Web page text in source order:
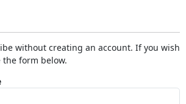
without creating an account. If you wish
the form below.